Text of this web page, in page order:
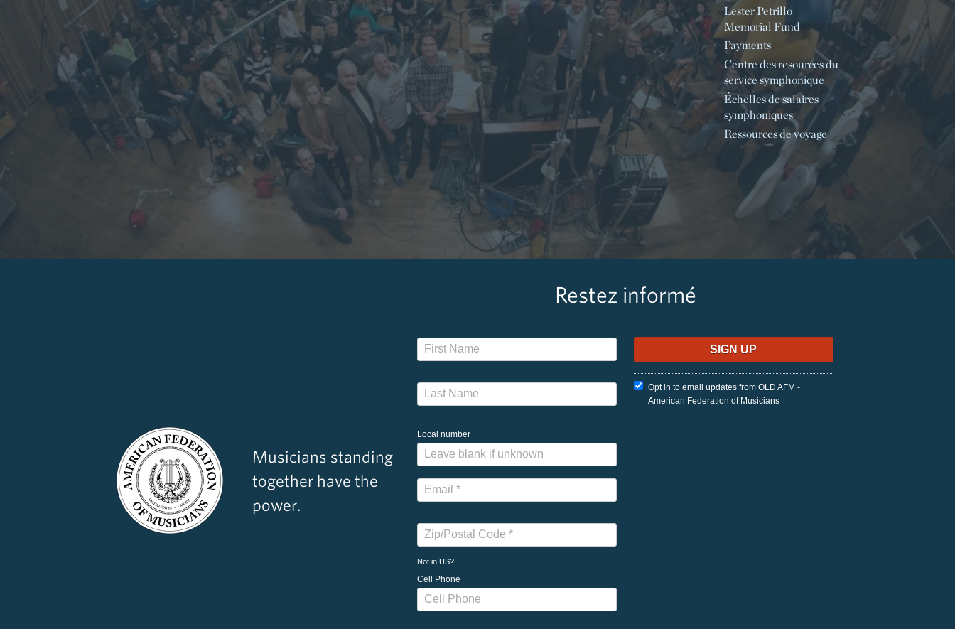
Lester Petrillo
Memorial Fund
Payments
Centre des resources du
service symphonique
Échelles de salaires
symphoniques
Ressources de voyage
Musicians standing
together have the
power.
Restez informé
Local number
Not in US?
Cell Phone
Opt in to email updates from OLD AFM -
American Federation of Musicians